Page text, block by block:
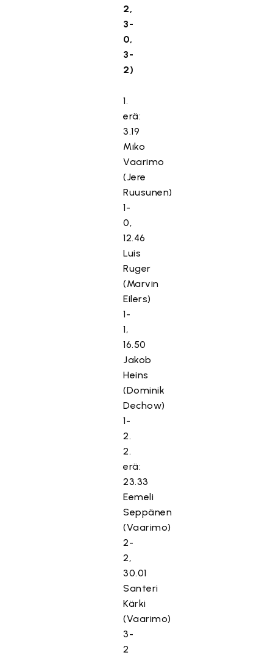
2,
3-
0,
3-
2)
1.
erä:
3.19
Miko
Vaarimo
(Jere
Ruusunen)
1-
0,
12.46
Luis
Ruger
(Marvin
Eilers)
1-
1,
16.50
Jakob
Heins
(Dominik
Dechow)
1-
2.
2.
erä:
23.33
Eemeli
Seppänen
(Vaarimo)
2-
2,
30.01
Santeri
Kärki
(Vaarimo)
3-
2